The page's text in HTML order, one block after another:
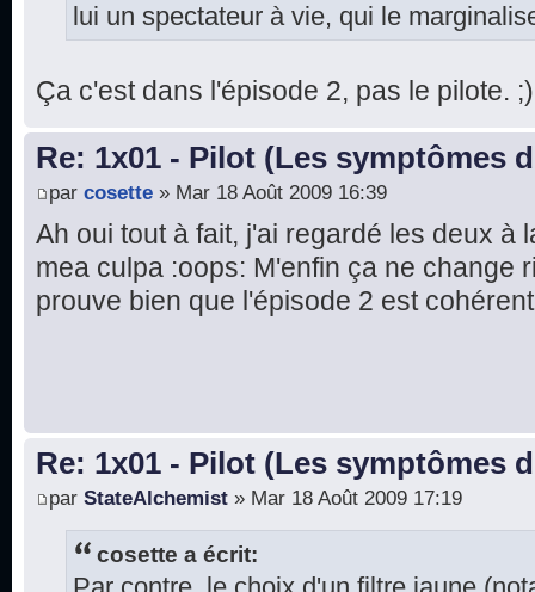
lui un spectateur à vie, qui le
Ça c'est dans l'épisode 2, pas le pilote. ;)
Re: 1x01 - Pilot (Les symptômes
par cosette » Mar 18 Août 2009 16:39
Ah oui tout à fait, j'ai regardé les deux à
mea culpa :oops: M'enfin ça ne change
prouve bien que l'épisode 2 est
Re: 1x01 - Pilot (Les symptômes
par StateAlchemist » Mar 18 Août 2009 17:19
cosette a écrit: